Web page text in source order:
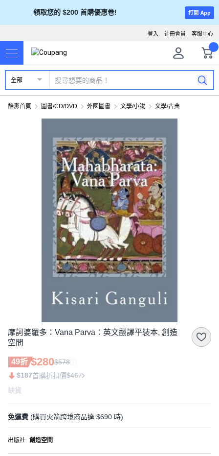
領取您的 $200 首購優惠卷! 打開 App
客服中心
註冊會員
登入
全部
酷澎首頁 圖書/CD/DVD 外國圖書 文學/小說 文學/古典
摩訶婆羅多：Vana Parva：英文翻譯平裝本, 創造
空間
49折 $280$578
$187首購折扣價$467
缺貨
免運費 (購買火箭跨境商品達 $690 時)
出版社: 創造空間